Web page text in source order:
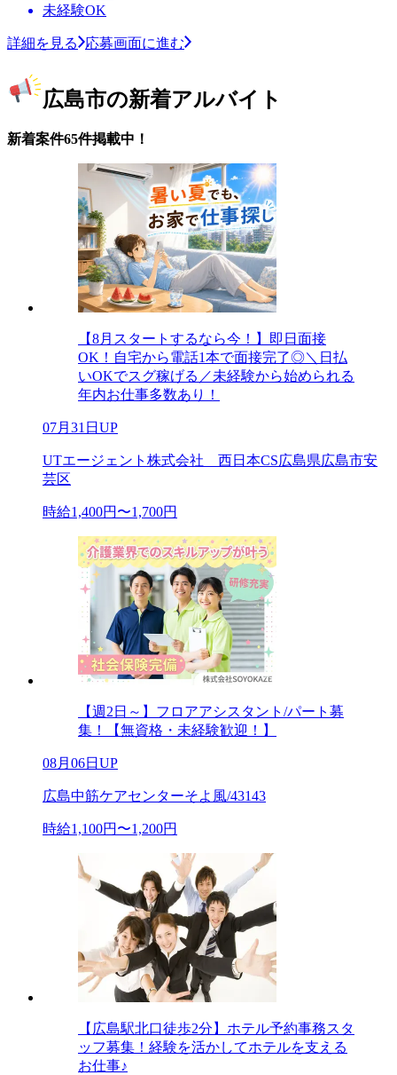
未経験OK
詳細を見る 応募画面に進む
広島市の新着アルバイト
新着案件65件掲載中！
【8月スタートするなら今！】即日面接
OK！自宅から電話1本で面接完了◎＼日払
いOKでスグ稼げる／未経験から始められる
年内お仕事多数あり！
07月31日UP
UTエージェント株式会社 西日本CS広島県広島市安
芸区
時給1,400円〜1,700円
【週2日～】フロアアシスタント/パート募
集！【無資格・未経験歓迎！】
08月06日UP
広島中筋ケアセンターそよ風/43143
時給1,100円〜1,200円
【広島駅北口徒歩2分】ホテル予約事務スタ
ッフ募集！経験を活かしてホテルを支える
お仕事♪